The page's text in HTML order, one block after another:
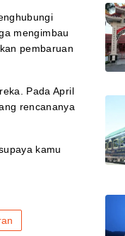
mengimbau
pembaruan
Pada April
rencananya
kamu